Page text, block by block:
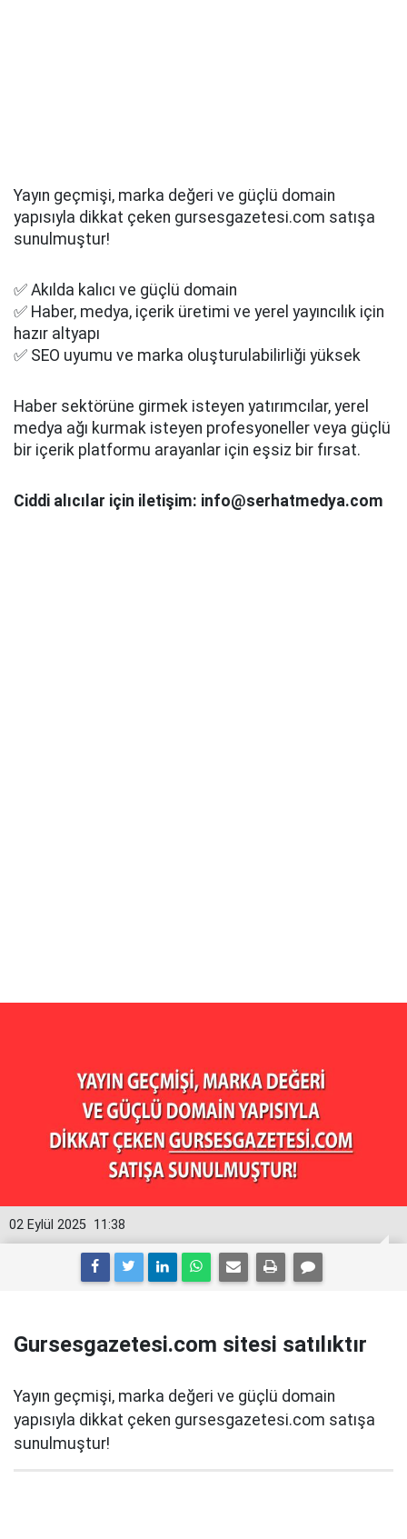
Yayın geçmişi, marka değeri ve güçlü domain
yapısıyla dikkat çeken gursesgazetesi.com satışa
sunulmuştur!
✅ Akılda kalıcı ve güçlü domain
✅ Haber, medya, içerik üretimi ve yerel yayıncılık için
hazır altyapı
✅ SEO uyumu ve marka oluşturulabilirliği yüksek
Haber sektörüne girmek isteyen yatırımcılar, yerel
medya ağı kurmak isteyen profesyoneller veya güçlü
bir içerik platformu arayanlar için eşsiz bir fırsat.
Ciddi alıcılar için iletişim: info@serhatmedya.com
11:38
02 Eylül 2025
Gursesgazetesi.com sitesi satılıktır
Yayın geçmişi, marka değeri ve güçlü domain
yapısıyla dikkat çeken gursesgazetesi.com satışa
sunulmuştur!